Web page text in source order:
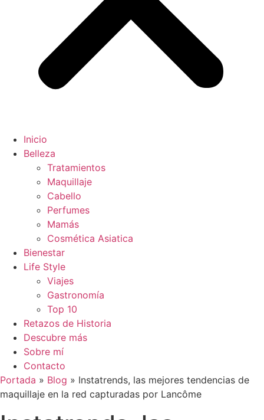
Inicio
Belleza
Tratamientos
Maquillaje
Cabello
Perfumes
Mamás
Cosmética Asiatica
Bienestar
Life Style
Viajes
Gastronomía
Top 10
Retazos de Historia
Descubre más
Sobre mí
Contacto
Portada » Blog » Instatrends, las mejores tendencias de
maquillaje en la red capturadas por Lancôme